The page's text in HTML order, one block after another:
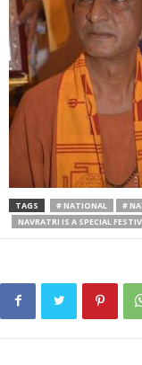
TAGS # NATIONAL #
NAVRATRI IS A SPECIAL